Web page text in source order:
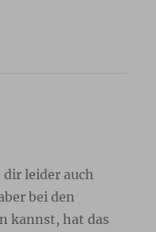
dir leider auch
bei den
kannst, hat das